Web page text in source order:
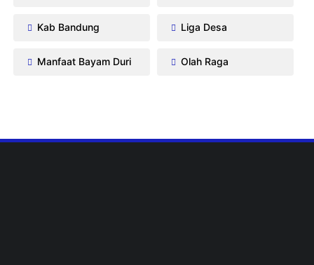
Kab Bandung Liga Desa
Manfaat Bayam Duri Olah Raga